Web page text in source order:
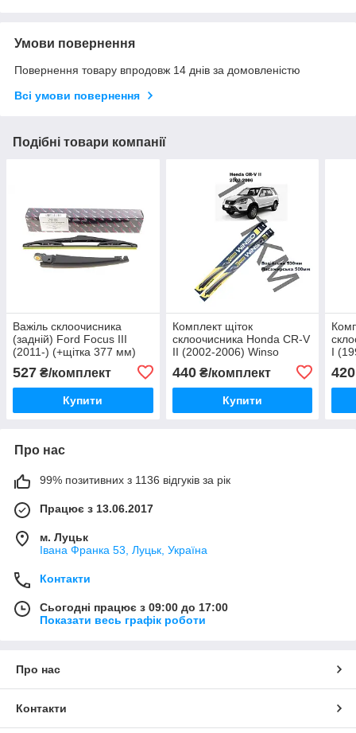
Умови повернення
Повернення товару впродовж 14 днів за домовленістю
Всі умови повернення
Подібні товари компанії
Важіль склоочисника
(задній) Ford Focus III
(2011-) (+щітка 377 мм)
527 ₴/комплект
Купити
Комплект щіток
склоочисника Honda CR-V
II (2002-2006) Winso
440₴/комплект
Купити
I
420
Про нас
99% позитивних з 1136 відгуків за рік
Працює з 13.06.2017
м. Луцьк
Івана Франка 53, Луцьк, Україна
Контакти
Сьогодні працює з 09:00 до 17:00
Показати весь графік роботи
Про нас
Контакти